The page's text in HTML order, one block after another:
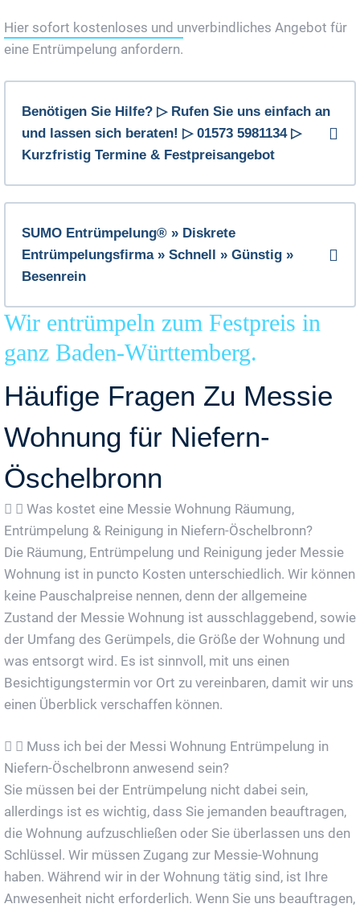
Hier sofort kostenloses und unverbindliches Angebot für
eine Entrümpelung anfordern.
Benötigen Sie Hilfe? ▷ Rufen Sie uns einfach an
und lassen sich beraten! ▷ 01573 5981134 ▷
Kurzfristig Termine & Festpreisangebot
SUMO Entrümpelung® » Diskrete
Entrümpelungsfirma » Schnell » Günstig »
Besenrein
Wir entrümpeln zum Festpreis in
ganz Baden-Württemberg.
Häufige Fragen Zu Messie
Wohnung für Niefern-
Öschelbronn
Was kostet eine Messie Wohnung Räumung,
Entrümpelung & Reinigung in Niefern-Öschelbronn?
Die Räumung, Entrümpelung und Reinigung jeder Messie
Wohnung ist in puncto Kosten unterschiedlich. Wir können
keine Pauschalpreise nennen, denn der allgemeine
Zustand der Messie Wohnung ist ausschlaggebend, sowie
der Umfang des Gerümpels, die Größe der Wohnung und
was entsorgt wird. Es ist sinnvoll, mit uns einen
Besichtigungstermin vor Ort zu vereinbaren, damit wir uns
einen Überblick verschaffen können.
Muss ich bei der Messi Wohnung Entrümpelung in
Niefern-Öschelbronn anwesend sein?
Sie müssen bei der Entrümpelung nicht dabei sein,
allerdings ist es wichtig, dass Sie jemanden beauftragen,
die Wohnung aufzuschließen oder Sie überlassen uns den
Schlüssel. Wir müssen Zugang zur Messie-Wohnung
haben. Während wir in der Wohnung tätig sind, ist Ihre
Anwesenheit nicht erforderlich. Wenn Sie uns beauftragen,